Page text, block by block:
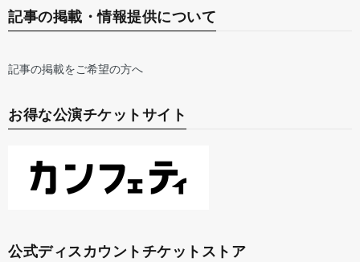
記事の掲載・情報提供について
記事の掲載をご希望の方へ
お得な公演チケットサイト
公式ディスカウントチケットストア